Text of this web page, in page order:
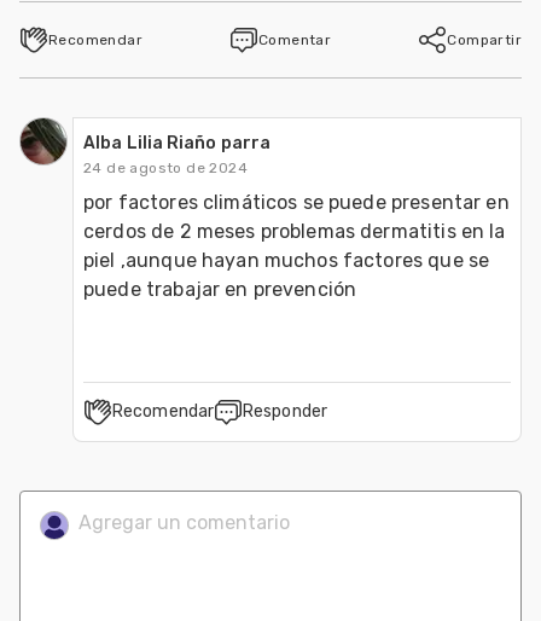
Recomendar Comentar Compartir
Alba Lilia Riaño parra
24 de agosto de 2024
por factores climáticos se puede presentar en
cerdos de 2 meses problemas dermatitis en la
piel ,aunque hayan muchos factores que se
puede trabajar en prevención
Recomendar Responder